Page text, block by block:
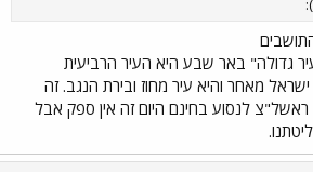
גדולה" באר שבע היא העיר הרביעית
מאחר והיא עיר מחוז ובירת הנגב. זה
לנסוע בחינם היום זה אין ספק אבל